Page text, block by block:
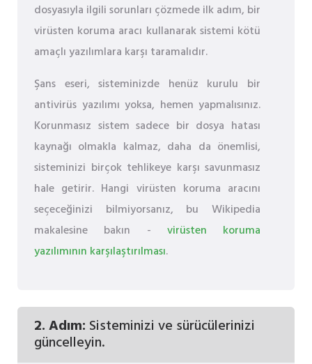
dosyasıyla ilgili sorunları çözmede ilk adım, bir
virüsten koruma aracı kullanarak sistemi kötü
amaçlı yazılımlara karşı taramalıdır.
Şans eseri, sisteminizde henüz kurulu bir
antivirüs yazılımı yoksa, hemen yapmalısınız.
Korunmasız sistem sadece bir dosya hatası
kaynağı olmakla kalmaz, daha da önemlisi,
sisteminizi birçok tehlikeye karşı savunmasız
hale getirir. Hangi virüsten koruma aracını
seçeceğinizi bilmiyorsanız, bu Wikipedia
makalesine bakın - virüsten koruma
yazılımının karşılaştırılması.
2. Adım: Sisteminizi ve sürücülerinizi
güncelleyin.